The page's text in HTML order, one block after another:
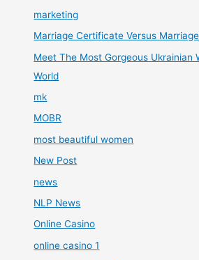
marketing
Marriage Certificate Versus
Meet The Most Gorgeous Ukrainian
World
mk
MOBR
most beautiful women
New Post
news
NLP News
Online Casino
online casino 1